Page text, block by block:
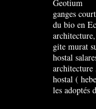
Geotium
ganges
du bio en
gite murat
hostal
architecture
hostal (
les adoptés